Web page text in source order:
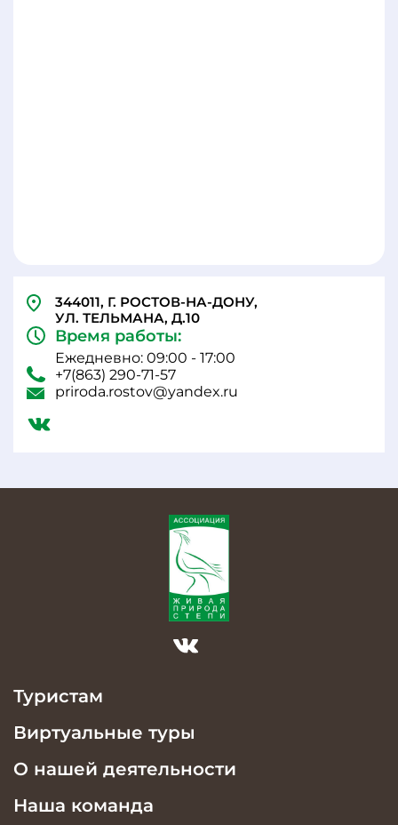
344011, Г. РОСТОВ-НА-ДОНУ,
УЛ. ТЕЛЬМАНА, Д.10
Время работы:
Ежедневно: 09:00 - 17:00
+7(863) 290-71-57
priroda.rostov@yandex.ru
Туристам
Виртуальные туры
О нашей деятельности
Наша команда